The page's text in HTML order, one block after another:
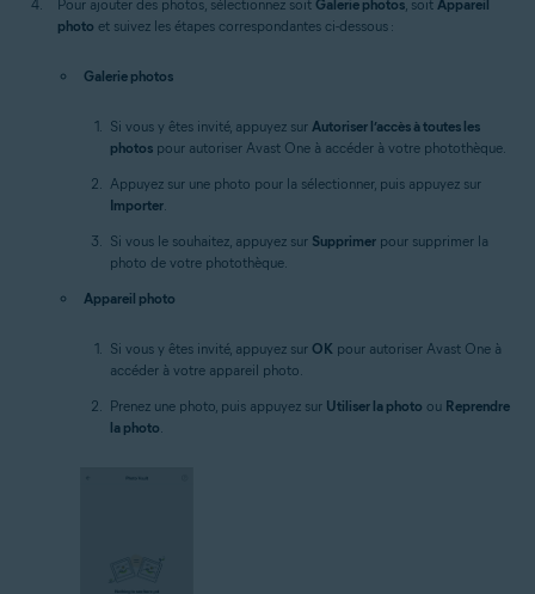
Pour ajouter des photos, sélectionnez soit Galerie photos , soit Appareil
photo et suivez les étapes correspondantes ci-dessous :
Galerie photos
Si vous y êtes invité, appuyez sur Autoriser l’accès à toutes les
photos pour autoriser Avast One à accéder à votre photothèque.
Appuyez sur une photo pour la sélectionner, puis appuyez sur
Importer
Si vous le souhaitez, appuyez sur Supprimer pour supprimer la
photo de votre photothèque.
Appareil photo
Si vous y êtes invité, appuyez sur OK pour autoriser Avast One à
accéder à votre appareil photo.
Prenez une photo, puis appuyez sur Utiliser la photo ou Reprendre
la photo